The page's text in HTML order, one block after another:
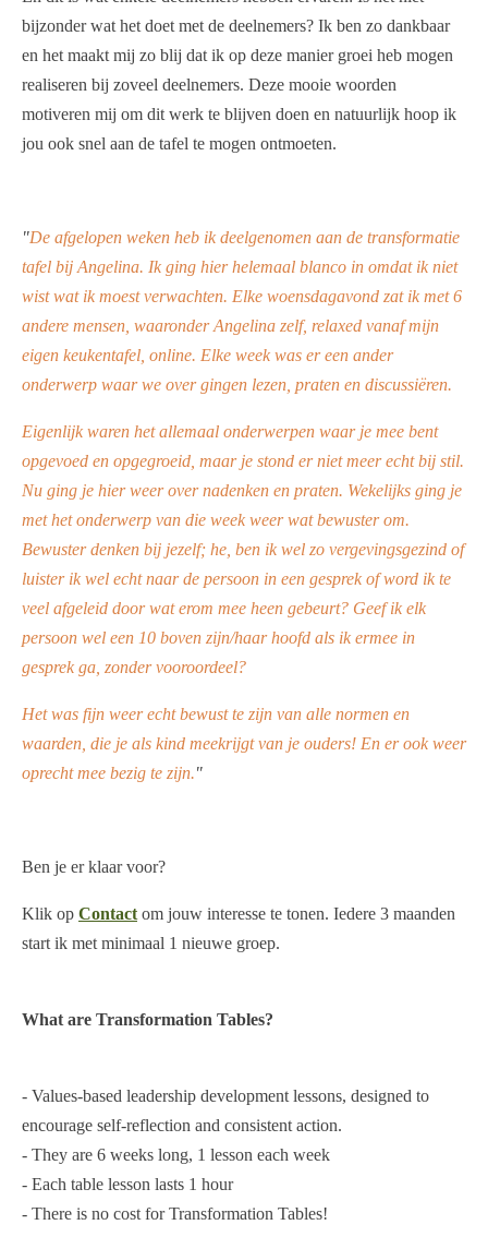
bijzonder wat het doet met de deelnemers? Ik ben zo dankbaar
en het maakt mij zo blij dat ik op deze manier groei heb mogen
realiseren bij zoveel deelnemers. Deze mooie woorden
motiveren mij om dit werk te blijven doen en natuurlijk hoop ik
jou ook snel aan de tafel te mogen ontmoeten.
"De afgelopen weken heb ik deelgenomen aan de transformatie
tafel bij Angelina. Ik ging hier helemaal blanco in omdat ik niet
wist wat ik moest verwachten. Elke woensdagavond zat ik met 6
andere mensen, waaronder Angelina zelf, relaxed vanaf mijn
eigen keukentafel, online. Elke week was er een ander
onderwerp waar we over gingen lezen, praten en discussiëren.
Eigenlijk waren het allemaal onderwerpen waar je mee bent
opgevoed en opgegroeid, maar je stond er niet meer echt bij stil.
Nu ging je hier weer over nadenken en praten. Wekelijks ging je
met het onderwerp van die week weer wat bewuster om.
Bewuster denken bij jezelf; he, ben ik wel zo vergevingsgezind of
luister ik wel echt naar de persoon in een gesprek of word ik te
veel afgeleid door wat erom mee heen gebeurt? Geef ik elk
persoon wel een 10 boven zijn/haar hoofd als ik ermee in
gesprek ga, zonder vooroordeel?
Het was fijn weer echt bewust te zijn van alle normen en
waarden, die je als kind meekrijgt van je ouders! En er ook weer
oprecht mee bezig te zijn."
Ben je er klaar voor?
Klik op Contact om jouw interesse te tonen. Iedere 3 maanden
start ik met minimaal 1 nieuwe groep.
What are Transformation Tables?
- Values-based leadership development lessons, designed to
encourage self-reflection and consistent action.
- They are 6 weeks long, 1 lesson each week
- Each table lesson lasts 1 hour
- There is no cost for Transformation Tables!